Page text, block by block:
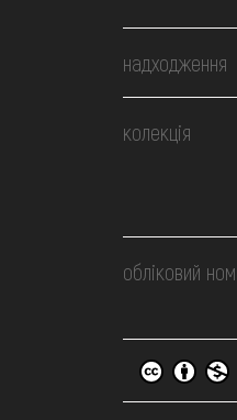
надходження
колекція
обліковий